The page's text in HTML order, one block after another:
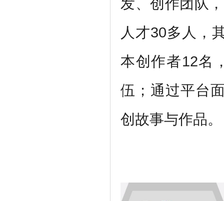
人才30多人，
本创作者12名
伍；通过平台
创故事与作品。